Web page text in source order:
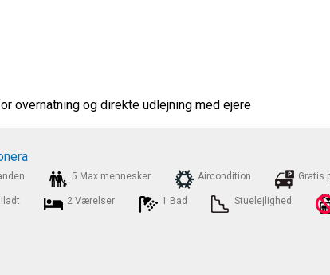
overnatning og direkte udlejning med ejere
5 Max mennesker Aircondition Gratis
2 Værelser 1 Bad Stuelejlighed